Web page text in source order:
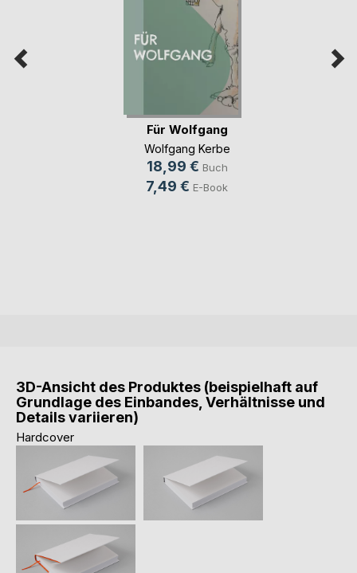
Für Wolfgang
Wolfgang Kerbe
18,99 € Buch
7,49 € E-Book
3D-Ansicht des Produktes (beispielhaft auf
Grundlage des Einbandes, Verhältnisse und
Details variieren)
Hardcover